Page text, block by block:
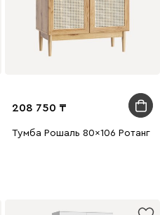
Белый
208 750
Тумба Рошаль 80x106 Ротанг